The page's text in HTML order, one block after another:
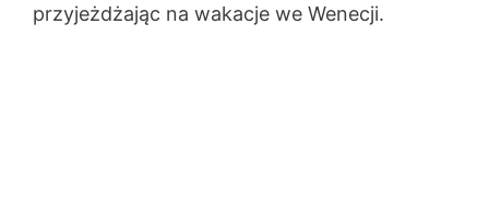
przyjeżdżając na wakacje we Wenecji.